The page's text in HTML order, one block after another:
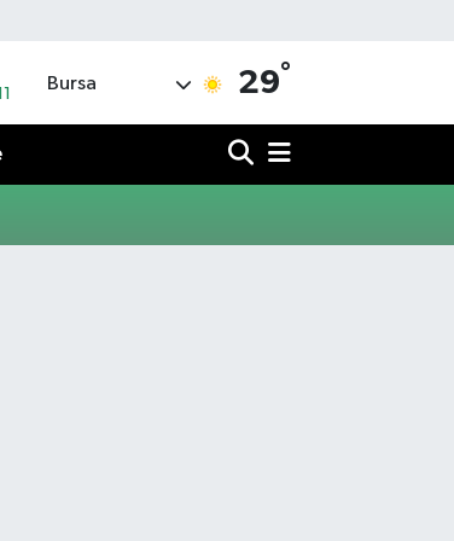
Bursa 29°